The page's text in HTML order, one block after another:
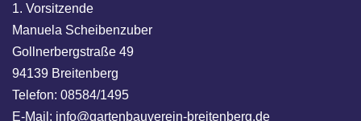
1. Vorsitzende
Manuela Scheibenzuber
Gollnerbergstraße 49
94139 Breitenberg
Telefon: 08584/1495
E-Mail: info@gartenbauverein-breitenberg.de